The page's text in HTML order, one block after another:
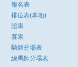
報名表
排位表(本地)
賠率
賽果
騎師分場表
練馬師分場表